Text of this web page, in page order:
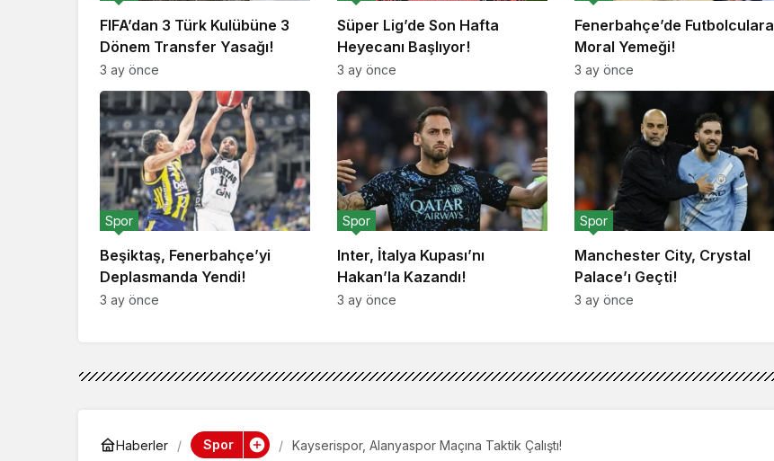
FIFA’dan 3 Türk Kulübüne 3
Dönem Transfer Yasağı!
3 ay önce
Süper Lig’de Son Hafta
Heyecanı Başlıyor!
3 ay önce
Fenerbahçe’de Futbolculara
Moral Yemeği!
3 ay önce
Beşiktaş, Fenerbahçe’yi
Deplasmanda Yendi!
Spor
3 ay önce
Inter, İtalya Kupası’nı
Hakan’la Kazandı!
Spor
3 ay önce
Manchester City, Crystal
Palace’ı Geçti!
Spor
3 ay önce
Haberler Spor Kayserispor, Alanyaspor Maçına Taktik Çalıştı!